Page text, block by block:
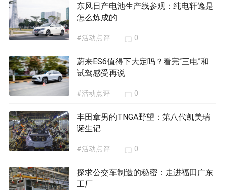
东风日产电池生产线参观：纯电轩逸是
怎么炼成的
#活动点评 0
蔚来ES6值得下大定吗？看完“三电”和
试驾感受再说
#活动点评 0
丰田章男的TNGA野望：第八代凯美瑞
诞生记
#活动点评 0
探求公交车制造的秘密：走进福田广东
工厂